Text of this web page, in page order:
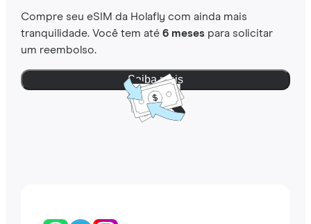
Compre seu eSIM da Holafly com ainda mais
tranquilidade. Você tem até 6 mesespara solicitar
um reembolso.
Saiba mais